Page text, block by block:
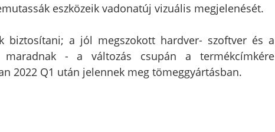
eszközeik vadonatúj vizuális megjelenését.
biztosítani; a jól megszokott hardver- szoftver és a
maradnak - a változás csupán a termékcímkére
2022 Q1 után jelennek meg tömeggyártásban.